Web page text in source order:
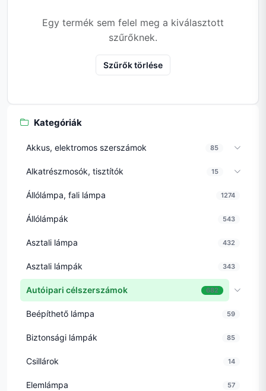
Egy termék sem felel meg a kiválasztott
szűrőknek.
Szűrők törlése
Kategóriák
Akkus, elektromos szerszámok 85
Alkatrészmosók, tisztítók 15
Állólámpa, fali lámpa 1274
Állólámpák 543
Asztali lámpa 432
Asztali lámpák 343
Autóipari célszerszámok 682
Beépíthető lámpa 59
Biztonsági lámpák 85
Csillárok 14
Elemlámpa 57